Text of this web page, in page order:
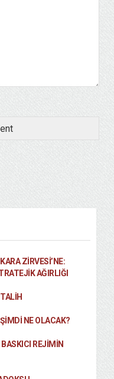
ZIRVESI’NE:
AĞIRLIĞI
NE OLACAK?
REJIMIN